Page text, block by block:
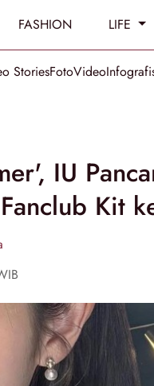
FASHION LIFE
StoriesFotoVideo
IU
Kit